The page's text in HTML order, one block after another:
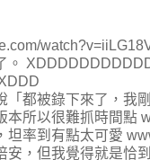
。
「都被錄下來了，我
本所以很難抓時間點
坦率到有點太可愛
安，但我覺得就是恰